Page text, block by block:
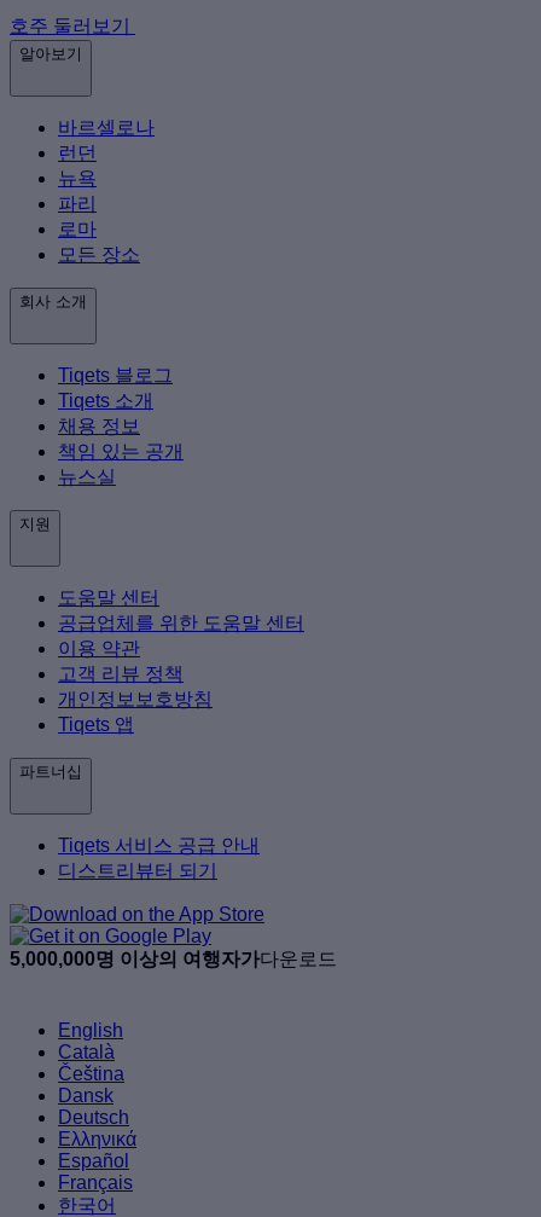
호주 둘러보기
알아보기
바르셀로나
런던
뉴욕
파리
로마
모든 장소
회사 소개
Tiqets 블로그
Tiqets 소개
채용 정보
책임 있는 공개
뉴스실
지원
도움말 센터
공급업체를 위한 도움말 센터
이용 약관
고객 리뷰 정책
개인정보보호방침
Tiqets 앱
파트너십
Tiqets 서비스 공급 안내
디스트리뷰터 되기
5,000,000명 이상의 여행자가다운로드
English
Català
Čeština
Dansk
Deutsch
Ελληνικά
Español
Français
한국어